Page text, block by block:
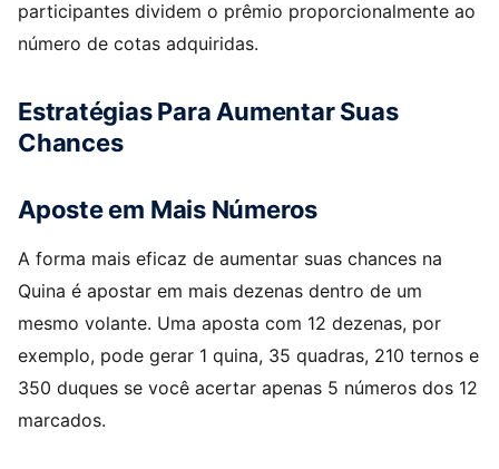
participantes dividem o prêmio proporcionalmente ao
número de cotas adquiridas.
Estratégias Para Aumentar Suas
Chances
Aposte em Mais Números
A forma mais eficaz de aumentar suas chances na
Quina é apostar em mais dezenas dentro de um
mesmo volante. Uma aposta com 12 dezenas, por
exemplo, pode gerar 1 quina, 35 quadras, 210 ternos e
350 duques se você acertar apenas 5 números dos 12
marcados.